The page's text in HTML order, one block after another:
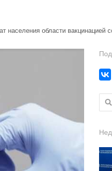
населения области вакцинацией